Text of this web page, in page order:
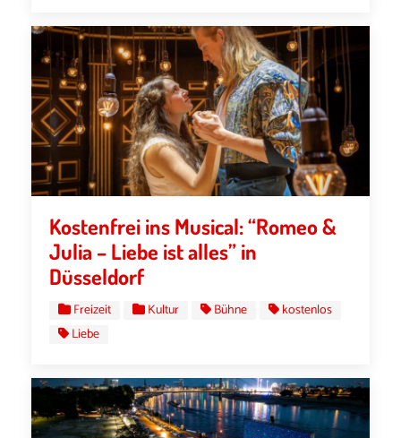
Kostenfrei ins Musical: “Romeo &
Julia – Liebe ist alles” in
Düsseldorf
Freizeit Kultur Bühne
kostenlos
Liebe